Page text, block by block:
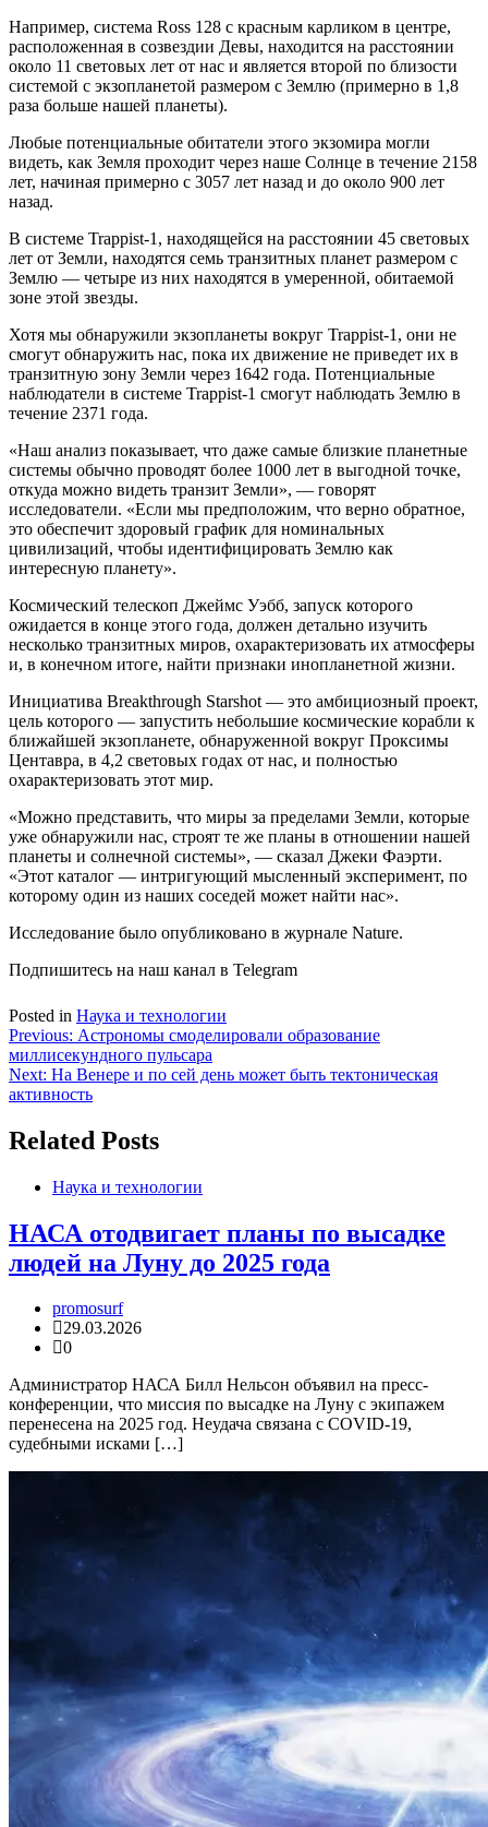
Например, система Ross 128 с красным карликом в центре,
расположенная в созвездии Девы, находится на расстоянии
около 11 световых лет от нас и является второй по близости
системой с экзопланетой размером с Землю (примерно в 1,8
раза больше нашей планеты).
Любые потенциальные обитатели этого экзомира могли
видеть, как Земля проходит через наше Солнце в течение 2158
лет, начиная примерно с 3057 лет назад и до около 900 лет
назад.
В системе Trappist-1, находящейся на расстоянии 45 световых
лет от Земли, находятся семь транзитных планет размером с
Землю — четыре из них находятся в умеренной, обитаемой
зоне этой звезды.
Хотя мы обнаружили экзопланеты вокруг Trappist-1, они не
смогут обнаружить нас, пока их движение не приведет их в
транзитную зону Земли через 1642 года. Потенциальные
наблюдатели в системе Trappist-1 смогут наблюдать Землю в
течение 2371 года.
«Наш анализ показывает, что даже самые близкие планетные
системы обычно проводят более 1000 лет в выгодной точке,
откуда можно видеть транзит Земли», — говорят
исследователи. «Если мы предположим, что верно обратное,
это обеспечит здоровый график для номинальных
цивилизаций, чтобы идентифицировать Землю как
интересную планету».
Космический телескоп Джеймс Уэбб, запуск которого
ожидается в конце этого года, должен детально изучить
несколько транзитных миров, охарактеризовать их атмосферы
и, в конечном итоге, найти признаки инопланетной жизни.
Инициатива Breakthrough Starshot — это амбициозный проект,
цель которого — запустить небольшие космические корабли к
ближайшей экзопланете, обнаруженной вокруг Проксимы
Центавра, в 4,2 световых годах от нас, и полностью
охарактеризовать этот мир.
«Можно представить, что миры за пределами Земли, которые
уже обнаружили нас, строят те же планы в отношении нашей
планеты и солнечной системы», — сказал Джеки Фаэрти.
«Этот каталог — интригующий мысленный эксперимент, по
которому один из наших соседей может найти нас».
Исследование было опубликовано в журнале Nature.
Подпишитесь на наш канал в Telegram
Posted in Наука и технологии
Навигация
по
записям
Previous: Астрономы смоделировали образование
миллисекундного пульсара
Next: На Венере и по сей день может быть тектоническая
активность
Related Posts
Наука и технологии
НАСА отодвигает планы по высадке
людей на Луну до 2025 года
promosurf
29.03.2026
0
Администратор НАСА Билл Нельсон объявил на пресс-
конференции, что миссия по высадке на Луну с экипажем
перенесена на 2025 год. Неудача связана с COVID-19,
судебными исками […]